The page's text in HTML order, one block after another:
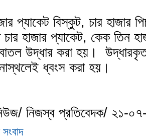
প্যাকেট বিস্কুট, চার হাজার
চার হাজার প্যাকেট, কেক তিন
উদ্ধার করা হয়। উদ্ধারকৃত
ধ্বংস করা হয়।
নিউজ/ নিজস্ব প্রতিবেদক/ ২১-